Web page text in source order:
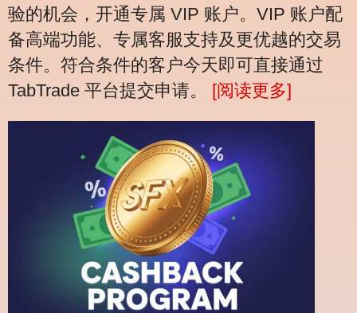
验的机会，开通专属 VIP 账户。VIP 账户配
备高端功能、专属客服支持及更优越的交易
条件。符合条件的客户今天即可直接通过
TabTrade 平台提交申请。
[阅读更多]